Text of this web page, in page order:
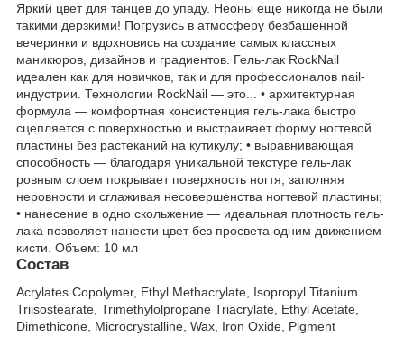
Яркий цвет для танцев до упаду. Неоны еще никогда не были
такими дерзкими! Погрузись в атмосферу безбашенной
вечеринки и вдохновись на создание самых классных
маникюров, дизайнов и градиентов. Гель-лак RockNail
идеален как для новичков, так и для профессионалов nail-
индустрии. Технологии RockNail — это... • архитектурная
формула — комфортная консистенция гель-лака быстро
сцепляется с поверхностью и выстраивает форму ногтевой
пластины без растеканий на кутикулу; • выравнивающая
способность — благодаря уникальной текстуре гель-лак
ровным слоем покрывает поверхность ногтя, заполняя
неровности и сглаживая несовершенства ногтевой пластины;
• нанесение в одно скольжение — идеальная плотность гель-
лака позволяет нанести цвет без просвета одним движением
кисти. Объем: 10 мл
Состав
Acrylates Copolymer, Ethyl Methacrylate, Isopropyl Titanium
Triisostearate, Trimethylolpropane Triacrylate, Ethyl Acetate,
Dimethicone, Microcrystalline, Wax, Iron Oxide, Pigment